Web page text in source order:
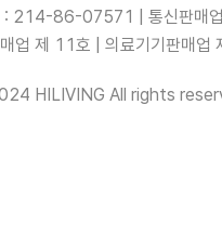
: 214-86-07571 | 통신판매
매업 제 11호 | 의료기기판매
HILIVING All rights